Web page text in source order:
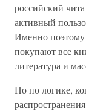
российский
активный
Именно поэтому
покупают все
литература и
Но по логике,